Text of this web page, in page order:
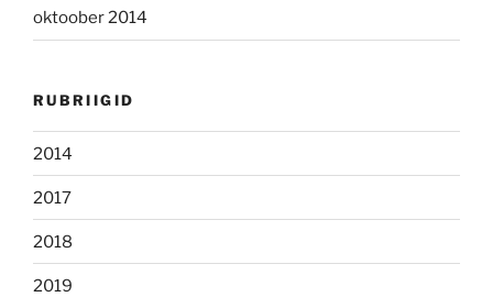
oktoober 2014
RUBRIIGID
2014
2017
2018
2019